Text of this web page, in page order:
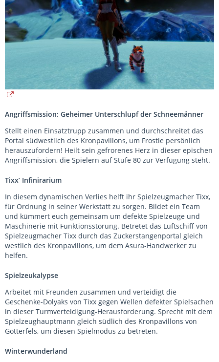
Angriffsmission: Geheimer Unterschlupf der Schneemänner
Stellt einen Einsatztrupp zusammen und durchschreitet das
Portal südwestlich des Kronpavillons, um Frostie persönlich
herauszufordern! Heilt sein gefrorenes Herz in dieser epischen
Angriffsmission, die Spielern auf Stufe 80 zur Verfügung steht.
Tixx’ Infinirarium
In diesem dynamischen Verlies helft ihr Spielzeugmacher Tixx,
für Ordnung in seiner Werkstatt zu sorgen. Bildet ein Team
und kümmert euch gemeinsam um defekte Spielzeuge und
Maschinerie mit Funktionsstörung. Betretet das Luftschiff von
Spielzeugmacher Tixx durch das Zuckerstangenportal gleich
westlich des Kronpavillons, um dem Asura-Handwerker zu
helfen.
Spielzeukalypse
Arbeitet mit Freunden zusammen und verteidigt die
Geschenke-Dolyaks von Tixx gegen Wellen defekter Spielsachen
in dieser Turmverteidigung-Herausforderung. Sprecht mit dem
Spielzeughauptmann gleich südlich des Kronpavillons von
Götterfels, um diesen Spielmodus zu betreten.
Winterwunderland